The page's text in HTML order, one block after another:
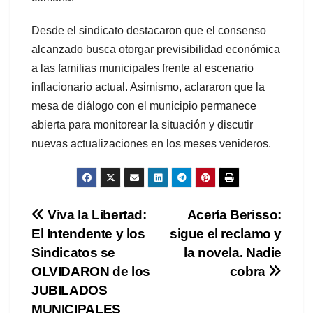
Desde el sindicato destacaron que el consenso
alcanzado busca otorgar previsibilidad económica
a las familias municipales frente al escenario
inflacionario actual. Asimismo, aclararon que la
mesa de diálogo con el municipio permanece
abierta para monitorear la situación y discutir
nuevas actualizaciones en los meses venideros.
Navegación
de
entradas
Acería Berisso:
sigue el reclamo y
la novela. Nadie
cobra
Viva la Libertad:
El Intendente y los
Sindicatos se
OLVIDARON de los
JUBILADOS
MUNICIPALES